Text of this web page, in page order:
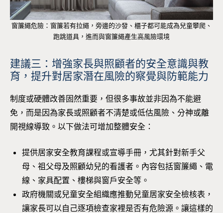
窗簾繩危險：窗簾若有拉繩，旁邊的沙發、櫃子都可能成為兒童攀爬、
跑跳道具，進而與窗簾繩產生高風險環境
建議三：增強家長與照顧者的安全意識與教
育，提升對居家潛在風險的察覺與防範能力
制度或硬體改善固然重要，但很多事故並非因為不能避
免，而是因為家長或照顧者不清楚或低估風險、分神或離
開視線導致。以下做法可增加整體安全：
提供居家安全教育課程或宣導手冊，尤其針對新手父
母、祖父母及照顧幼兒的看護者。內容包括窗簾繩、電
線、家具配置、樓梯與窗戶安全等。
政府機關或兒童安全組織應推動兒童居家安全檢核表，
讓家長可以自己逐項檢查家裡是否有危險源。讓這樣的